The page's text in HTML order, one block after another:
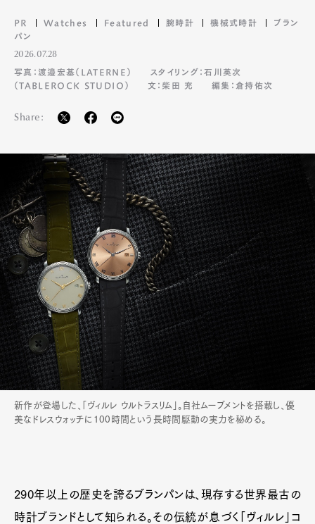
PR Watches Featured 腕時計 機械式時計
ブラン
パン
2026.07.28
写真：渡邉宏基（LATERNE）
スタイリング：石川英次
（TABLEROCK STUDIO）
文：柴田 充 編集：倉持佑次
Share:
新作が登場した、「ヴィルレ ウルトラスリム」。自社ムーブメントを搭載し、優
美なドレスウォッチに100時間という長時間駆動の実力を秘める。
290年以上の歴史を誇るブランパンは、現存する世界最古の
時計ブランドとして知られる。その伝統が息づく「ヴィルレ」コ